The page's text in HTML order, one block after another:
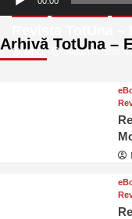
Arhivă TotUna –
MELL august 6, 2026